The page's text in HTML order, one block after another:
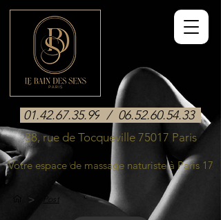
01.42.67.35.99 / 06.52.60.54.33
> Post
38, rue de Tocqueville 75017 Paris
Votre espace de massage naturiste à Paris 17